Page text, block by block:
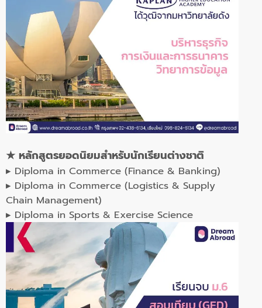
★ หลักสูตรยอดนิยมสำหรับนักเรียนต่างชาติ
▸ Diploma in Commerce (Finance & Banking)
▸ Diploma in Commerce (Logistics & Supply
Chain Management)
▸ Diploma in Sports & Exercise Science